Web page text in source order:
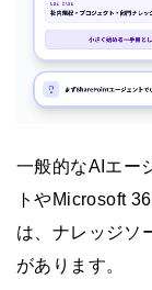
一般的なAIエー
トやMicrosoft
は、ナレッジソ
があります。